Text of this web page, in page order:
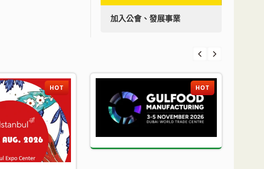
加入公會、發展事業
HOT HOT